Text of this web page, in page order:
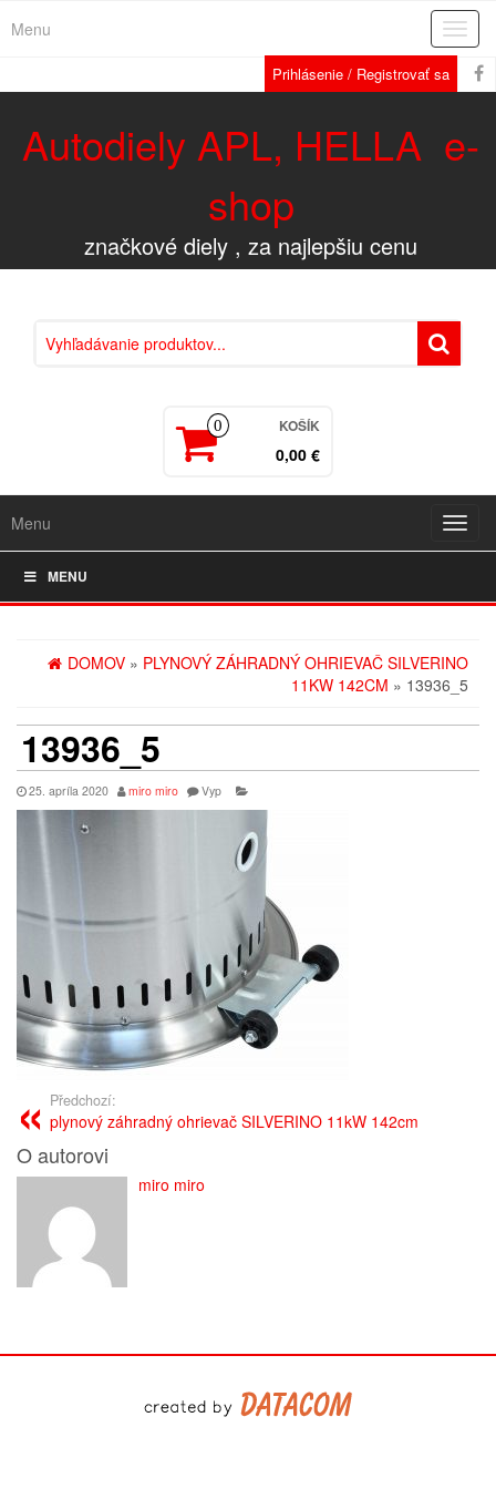
Menu
Prihlásenie / Registrovať sa
Autodiely APL, HELLA e-
shop
značkové diely , za najlepšiu cenu
0 KOŠÍK
0,00 €
Menu
MENU
DOMOV » PLYNOVÝ ZÁHRADNÝ OHRIEVAČ SILVERINO
11KW 142CM » 13936_5
13936_5
25. apríla 2020 miro miro Vyp
Předchozí:
plynový záhradný ohrievač SILVERINO 11kW 142cm
O autorovi
miro miro